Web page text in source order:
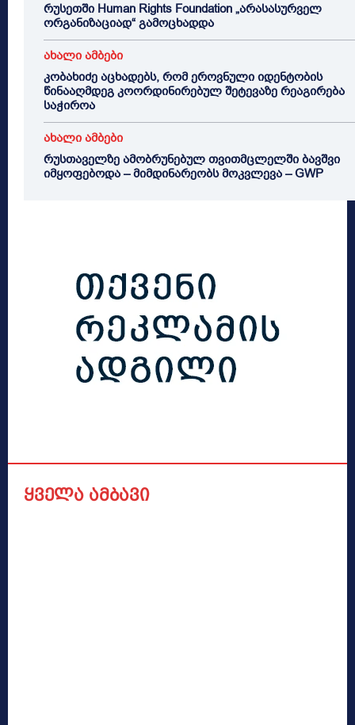
რუსეთში Human Rights Foundation „არასასურველ
ორგანიზაციად“ გამოცხადდა
ახალი ამბები
კობახიძე აცხადებს, რომ ეროვნული იდენტობის
წინააღმდეგ კოორდინირებულ შეტევაზე რეაგირება
საჭიროა
ახალი ამბები
რუსთაველზე ამობრუნებულ თვითმცლელში ბავშვი
იმყოფებოდა – მიმდინარეობს მოკვლევა – GWP
ყველა ამბავი